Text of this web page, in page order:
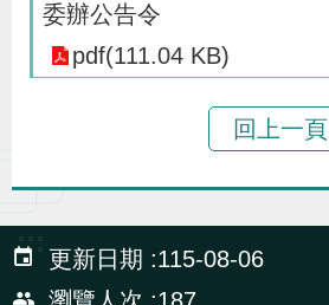
區
委辦公告令
pdf(111.04 KB)
回上一頁
:::
更新日期
115-08-06